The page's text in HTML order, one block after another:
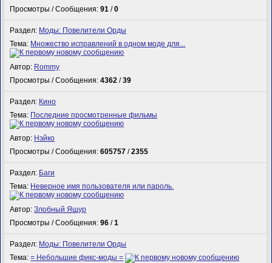
Просмотры / Сообщения:91 /0
Раздел: Моды: Повелители Орды
Тема: Множество исправлений в одном моде для...
Автор: Rommy
Просмотры / Сообщения:4362 /39
Раздел: Кино
Тема: Последние просмотренные фильмы
Автор: Нэйко
Просмотры / Сообщения:605757 /2355
Раздел: Баги
Тема: Неверное имя пользователя или пароль.
Автор:Злобный Ящур
Просмотры / Сообщения:96 /1
Раздел: Моды: Повелители Орды
Тема:= Небольшие фикс-моды =